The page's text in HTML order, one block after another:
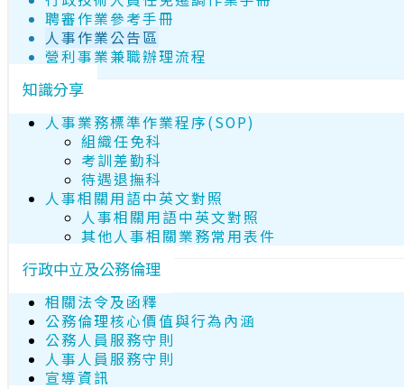
聘審作業參考手冊
人事作業公告區
營利事業兼職辦理流程
知識分享
人事業務標準作業程序(SOP)
組織任免科
考訓差勤科
待遇退撫科
人事相關用語中英文對照
人事相關用語中英文對照
其他人事相關業務常用表件
行政中立及公務倫理
相關法令及函釋
公務倫理核心價值與行為內涵
公務人員服務守則
人事人員服務守則
宣導資訊